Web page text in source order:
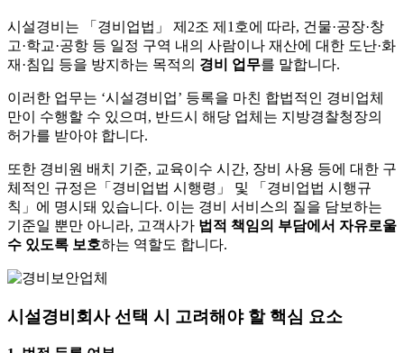
시설경비는 「경비업법」 제2조 제1호에 따라, 건물·공장·창
고·학교·공항 등 일정 구역 내의 사람이나 재산에 대한 도난·화
재·침입 등을 방지하는 목적의 경비 업무를 말합니다.
이러한 업무는 ‘시설경비업’ 등록을 마친 합법적인 경비업체
만이 수행할 수 있으며, 반드시 해당 업체는 지방경찰청장의
허가를 받아야 합니다.
또한 경비원 배치 기준, 교육이수 시간, 장비 사용 등에 대한 구
체적인 규정은「경비업법 시행령」 및 「경비업법 시행규
칙」에 명시돼 있습니다. 이는 경비 서비스의 질을 담보하는
기준일 뿐만 아니라, 고객사가 법적 책임의 부담에서 자유로울
수 있도록 보호하는 역할도 합니다.
시설경비회사 선택 시 고려해야 할 핵심 요소